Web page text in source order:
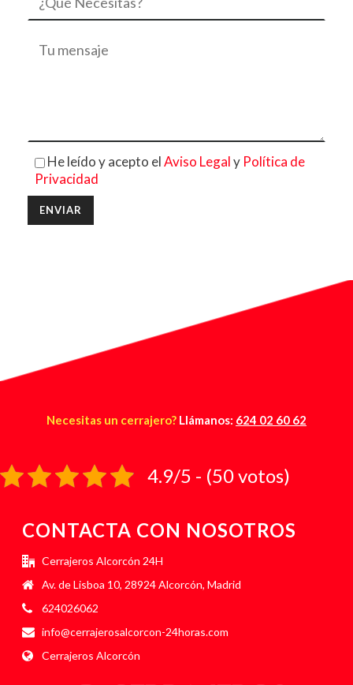
He leído y acepto elAviso Legaly Política de
Privacidad
Necesitas un cerrajero? Llámanos: 624 02 60 62
4.9/5 - (50 votos)
CONTACTA CON NOSOTROS
Cerrajeros Alcorcón 24H
Av. de Lisboa 10, 28924 Alcorcón, Madrid
624026062
info@cerrajerosalcorcon-24horas.com
Cerrajeros Alcorcón